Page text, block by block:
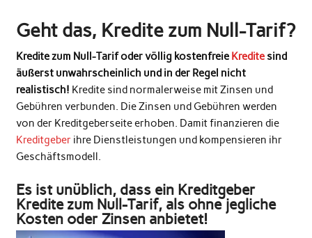
Geht das, Kredite zum Null-Tarif?
Kredite zum Null-Tarif oder völlig kostenfreie Kreditesind
äußerst unwahrscheinlich und in der Regel nicht
realistisch! Kredite sind normalerweise mit Zinsen und
Gebühren verbunden. Die Zinsen und Gebühren werden
von der Kreditgeberseite erhoben. Damit finanzieren die
Kreditgeberihre Dienstleistungen und kompensieren ihr
Geschäftsmodell.
Es ist unüblich, dass ein Kreditgeber
Kredite zum Null-Tarif, als ohne jegliche
Kosten oder Zinsen anbietet!